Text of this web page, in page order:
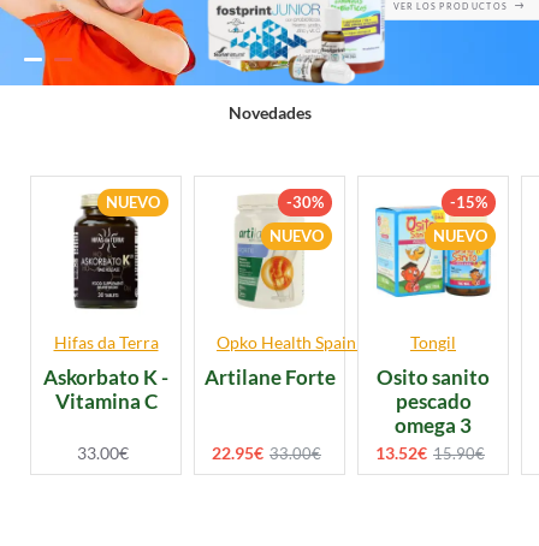
VER LOS PRODUCTOS
Novedades
NUEVO
Hifas da Terra
Askorbato K -
Vitamina C
33.00€
NUEVO
-30%
Opko Health Spain S.L.U.
Artilane Forte
22.95€ 33.00€
NUEVO
-15%
Tongil
Osito sanito
pescado
omega 3
13.52€ 15.90€